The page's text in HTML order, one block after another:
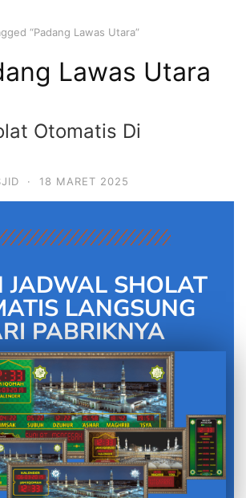
“Padang Lawas Utara”
Lawas Utara
Otomatis Di
· 18 MARET 2025
JADWAL SHOLAT
LANGSUNG
PABRIKNYA